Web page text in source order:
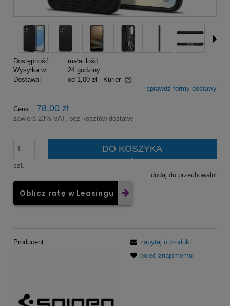
Dostępność:
mała ilość
Wysyłka w:
24 godziny
Dostawa:
od 1,00 zł - Kurier
Cena nie zawiera ewentualnych kosztów płatnościsprawdź formy dostawy
Cena: 78,00 zł
zawiera 23% VAT, bez kosztów dostawy
szt.
DO KOSZYKA
dodaj do przechowalni
Oblicz ratę w Leasingu
Producent:
zapytaj o produkt
poleć znajomemu